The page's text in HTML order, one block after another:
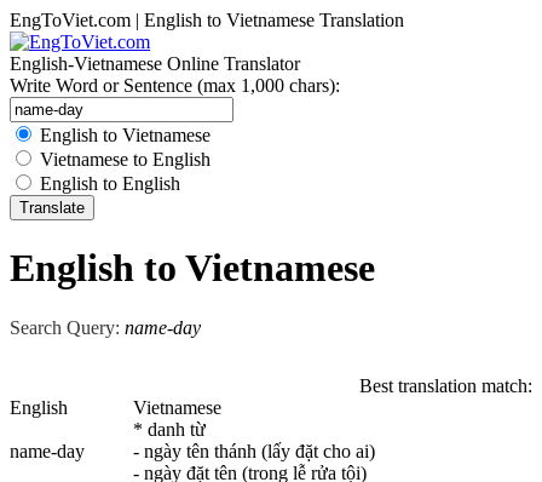
EngToViet.com | English to Vietnamese Translation
English-Vietnamese Online Translator
Write Word or Sentence (max 1,000 chars):
English to Vietnamese
Vietnamese to English
English to English
English to Vietnamese
Search Query: name-day
Best translation match:
English
Vietnamese
name-day
* danh từ
- ngày tên thánh (lấy đặt cho ai)
- ngày đặt tên (trong lễ rửa tội)